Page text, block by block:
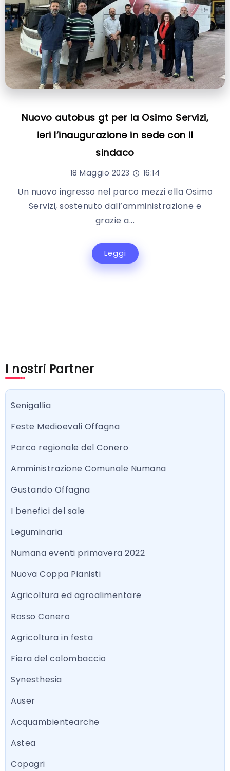
Nuovo autobus gt per la Osimo Servizi,
ieri l’inaugurazione in sede con il
sindaco
18 Maggio 2023 16:14
Un nuovo ingresso nel parco mezzi ella Osimo
Servizi, sostenuto dall’amministrazione e
grazie a...
Leggi
I nostri Partner
Senigallia
Feste Medioevali Offagna
Parco regionale del Conero
Amministrazione Comunale Numana
Gustando Offagna
I benefici del sale
Leguminaria
Numana eventi primavera 2022
Nuova Coppa Pianisti
Agricoltura ed agroalimentare
Rosso Conero
Agricoltura in festa
Fiera del colombaccio
Synesthesia
Auser
Acquambientearche
Astea
Copagri